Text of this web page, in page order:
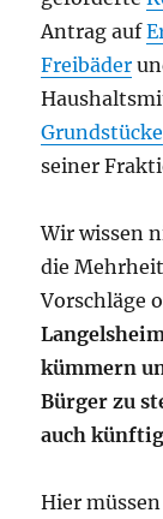
Antrag auf
Freibäder
Grundstücke
seiner
Wir wissen
die
Vorschläge
kümmern
Bürger zu
auch
Hier